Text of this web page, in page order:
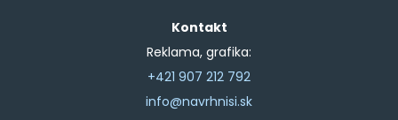
Kontakt
Reklama, grafika:
+421 907 212 792
info@navrhnisi.sk